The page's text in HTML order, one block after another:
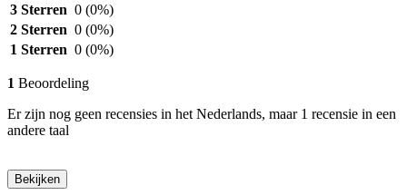
3 Sterren 0 (0%)
2 Sterren 0 (0%)
1 Sterren 0 (0%)
1 Beoordeling
Er zijn nog geen recensies in het Nederlands, maar 1 recensie in een
andere taal
Bekijken